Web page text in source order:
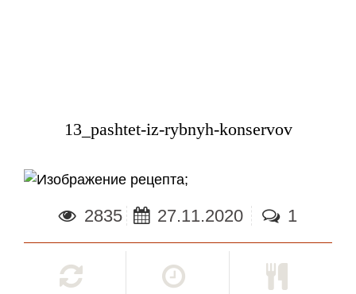
13_pashtet-iz-rybnyh-konservov
;
2835 27.11.2020 1